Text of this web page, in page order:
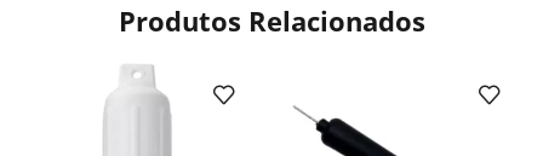
Produtos Relacionados